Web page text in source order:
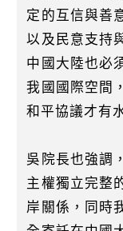
定的互信與善
以及民意支持
中國大陸也必
我國國際空間
和平協議才有
吳院長也強調
主權獨立完整
岸關係，同時